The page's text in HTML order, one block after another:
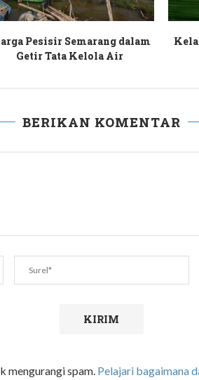
Petani Pundenrejo dalam
Belenggu “Hama” PT LPI
BERIKAN KOMENTAR
mengurangi spam. Pelajari bagaimana